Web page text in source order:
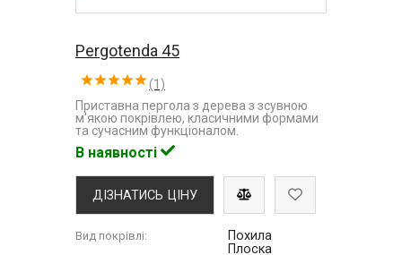
Pergotenda 45
(1)
Приставна пергола з дерева з зсувною
м'якою покрівлею, класичними формами
та сучасним функціоналом.
В наявності
ДІЗНАТИСЬ ЦІНУ
Вид покрівлі:
Похила
Плоска